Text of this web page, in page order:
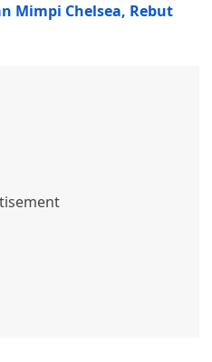
Mimpi Chelsea, Rebut